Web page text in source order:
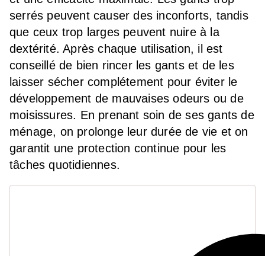
serrés peuvent causer des inconforts, tandis
que ceux trop larges peuvent nuire à la
dextérité. Après chaque utilisation, il est
conseillé de bien rincer les gants et de les
laisser sécher complétement pour éviter le
développement de mauvaises odeurs ou de
moisissures. En prenant soin de ses gants de
ménage, on prolonge leur durée de vie et on
garantit une protection continue pour les
tâches quotidiennes.